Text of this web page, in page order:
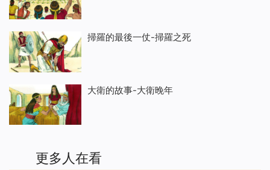
掃羅的最後一仗-掃羅之死
大衛的故事-大衛晚年
更多人在看